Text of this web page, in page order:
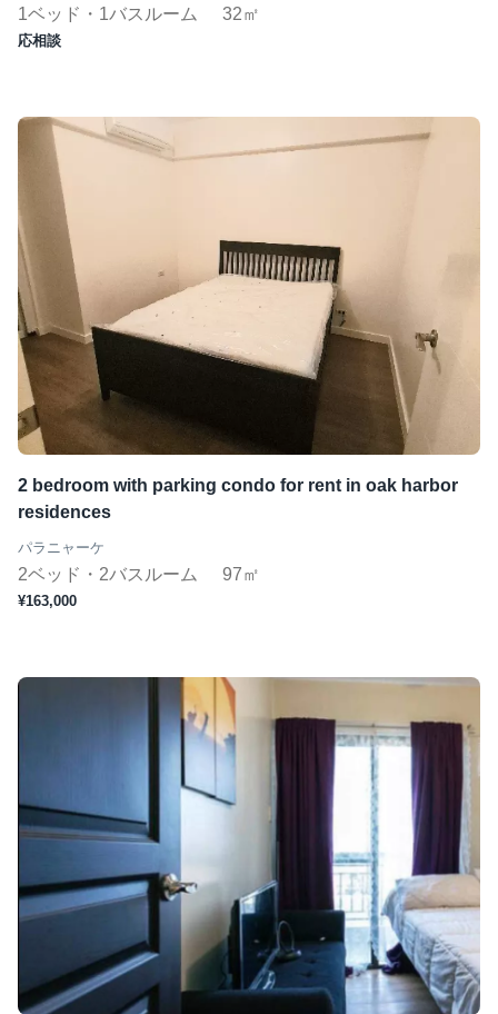
1ベッド・1バスルーム 32㎡
応相談
2 bedroom with parking condo for rent in oak harbor
residences
パラニャーケ
2ベッド・2バスルーム 97㎡
¥163,000